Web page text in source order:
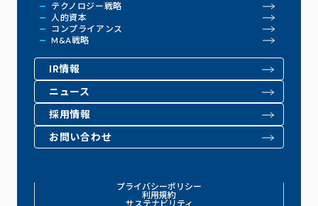
テクノロジー戦略
人的資本
コンプライアンス
M&A戦略
IR情報
ニュース
採用情報
お問い合わせ
プライバシーポリシー
利用規約